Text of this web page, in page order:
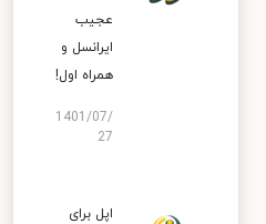
عجیب
ایرانسل و
همراه اول!
1401/07/
27
اپل برای